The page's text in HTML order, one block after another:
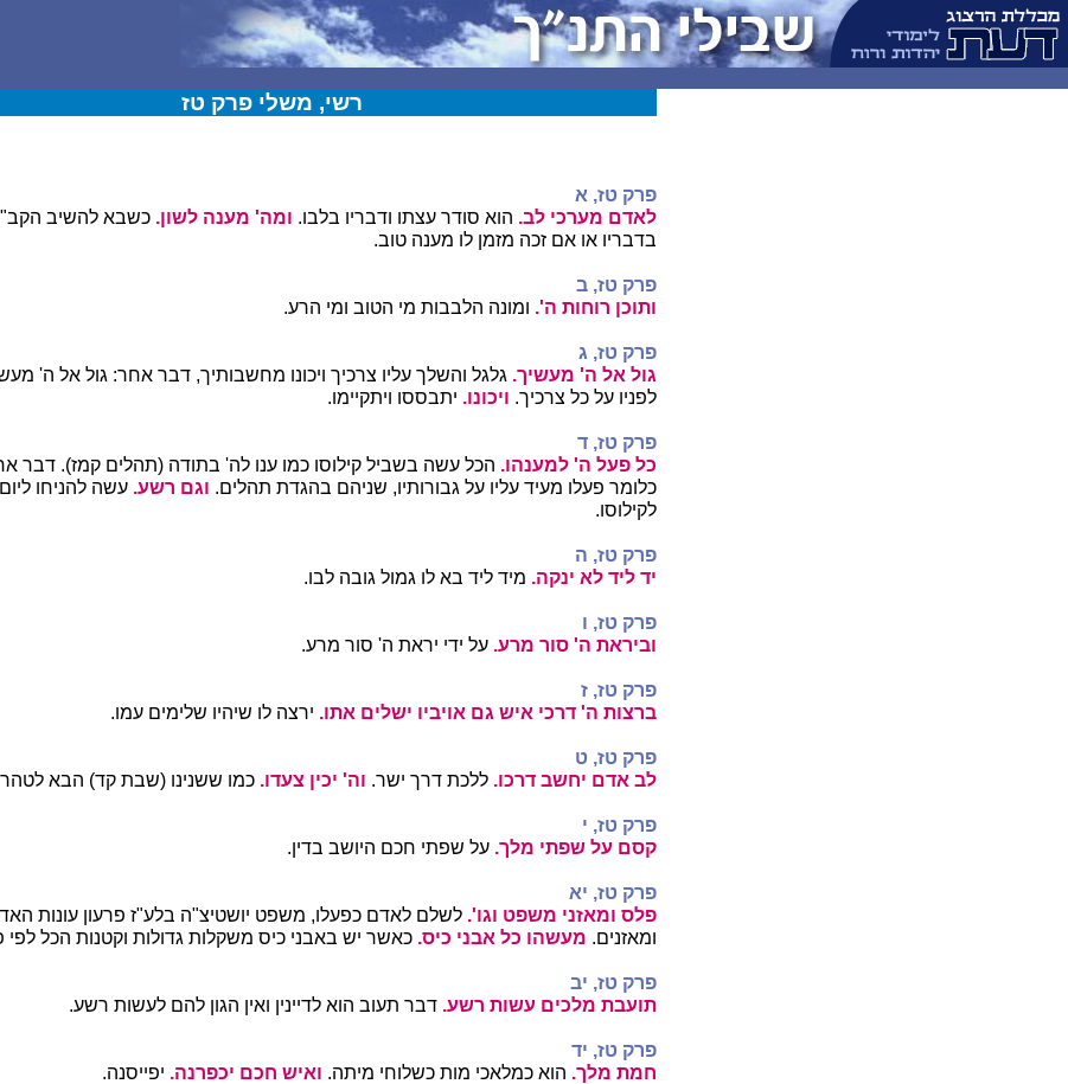
רשי, משלי פרק טז
פרק טז, א
לאדם מערכי לב. הוא סודר עצתו ודבריו בלבו. ומה' מענה לשון. כשבא להשיב
בדבריו או אם זכה מזמן לו מענה טוב.
פרק טז, ב
ותוכן רוחות ה'. ומונה הלבבות מי הטוב ומי הרע.
פרק טז, ג
גול אל ה' מעשיך. גלגל והשלך עליו צרכיך ויכונו מחשבותיך, דבר אחר: גול אל ה'
לפניו על כל צרכיך. ויכונו. יתבססו ויתקיימו.
פרק טז, ד
כל פעל ה' למענהו. הכל עשה בשביל קילוסו כמו ענו לה' בתודה (תהלים קמז). דבר
כלומר פעלו מעיד עליו על גבורותיו, שניהם בהגדת תהלים. וגם רשע. עשה להניחו
לקילוסו.
פרק טז, ה
יד ליד לא ינקה. מיד ליד בא לו גמול גובה לבו.
פרק טז, ו
וביראת ה' סור מרע. על ידי יראת ה' סור מרע.
פרק טז, ז
ברצות ה' דרכי איש גם אויביו ישלים אתו. ירצה לו שיהיו שלימים עמו.
פרק טז, ט
לב אדם יחשב דרכו. ללכת דרך ישר. וה' יכין צעדו. כמו ששנינו (שבת קד) הבא לטהר
פרק טז, י
קסם על שפתי מלך. על שפתי חכם היושב בדין.
פרק טז, יא
פלס ומאזני משפט וגו'. לשלם לאדם כפעלו, משפט יושטיצ"ה בלע"ז פרעון עונות
ומאזנים. מעשהו כל אבני כיס. כאשר יש באבני כיס משקלות גדולות וקטנות הכל
פרק טז, יב
תועבת מלכים עשות רשע. דבר תעוב הוא לדיינין ואין הגון להם לעשות רשע.
פרק טז, יד
חמת מלך. הוא כמלאכי מות כשלוחי מיתה. ואיש חכם יכפרנה. יפייסנה.